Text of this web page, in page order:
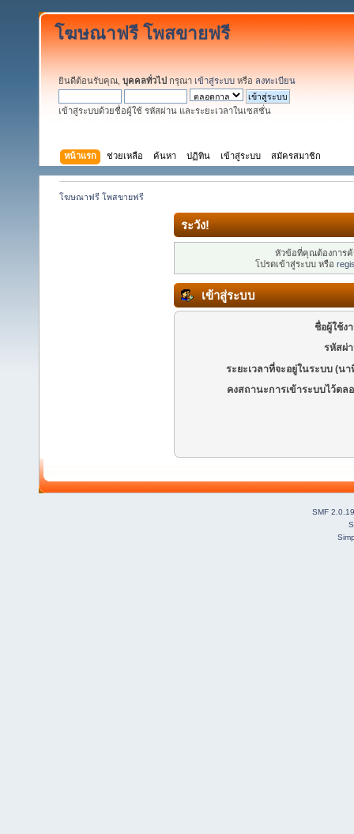
โฆษณาฟรี โพสขายฟรี
ยินดีต้อนรับคุณ, บุคคลทั่วไป กรุณา เข้าสู่ระบบ หรือ ลงทะเบียน
เข้าสู่ระบบด้วยชื่อผู้ใช้ รหัสผ่าน และระยะเวลาในเซสชั่น
หน้าแรก ช่วยเหลือ ค้นหา ปฏิทิน เข้าสู่ระบบ สมัครสมาชิก
โฆษณาฟรี โพสขายฟรี
ระวัง!
หัวข้อที่คุณต้องการ
โปรดเข้าสู่ระบบ หรือ
เข้าสู่ระบบ
ชื่อผู้ใช้ง
รหัสผ่
ระยะเวลาที่จะอยู่ในระบบ (นา
คงสถานะการเข้าระบบไว้ตล
SMF 2.0.19